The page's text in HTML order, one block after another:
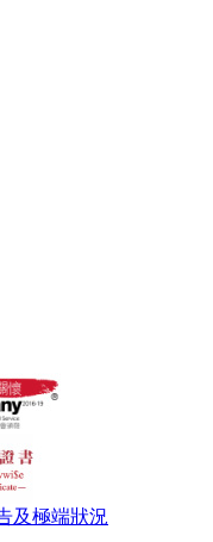
及極端狀況